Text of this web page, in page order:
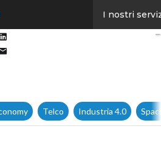
I nostri
Telco Industria 4.0